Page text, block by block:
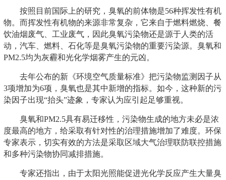
按照目前国际上的研究，臭氧的前体物是56种挥发性有机
物。而挥发性有机物的来源非常复杂，它来自于燃料燃烧、餐
饮油烟废气、工业废气，因此臭氧污染物还是源于人类的活
动，汽车、燃料、石化等是臭氧污染物的重要污染源。臭氧和
PM2.5均为灰霾和光化学烟雾产生的元凶。
去年公布的新《环境空气质量标准》把污染物监测因子从
3项增加为6项，臭氧也是其中新增的指标。如今，这种新的污
染因子出现“抬头”迹象，专家认为应引起足够重视。
臭氧和PM2.5具有易迁移性，污染物生成的地方未必是浓
度最高的地方，给采取有针对性的治理措施增加了难度。环保
专家表示，切实有效的方法是采取区域大气治理联防联控措施
和多种污染物协同减排措施。
专家还指出，由于太阳光照能促进光化学反应产生大量臭